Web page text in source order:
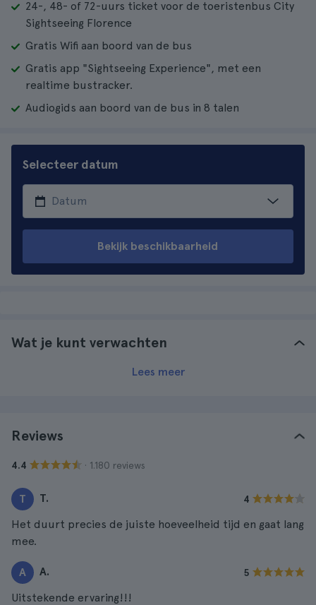
24-, 48- of 72-uurs ticket voor de toeristenbus City
Sightseeing Florence
Gratis Wifi aan boord van de bus
Gratis app "Sightseeing Experience", met een
realtime bustracker.
Audiogids aan boord van de bus in 8 talen
Selecteer datum
Bekijk beschikbaarheid
Wat je kunt verwachten
Lees meer
Reviews
4.4 · 1.180 reviews
T T. 4
Het duurt precies de juiste hoeveelheid tijd en gaat lang
mee.
A A. 5
Uitstekende ervaring!!!